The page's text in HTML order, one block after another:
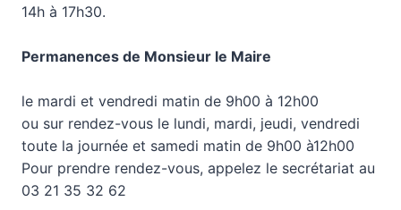
14h à 17h30.
Permanences de Monsieur le Maire
le mardi et vendredi matin de 9h00 à 12h00
ou sur rendez-vous le lundi, mardi, jeudi, vendredi
toute la journée et samedi matin de 9h00 à12h00
Pour prendre rendez-vous, appelez le secrétariat au
03 21 35 32 62